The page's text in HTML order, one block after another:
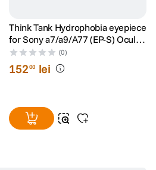
Think Tank Hydrophobia eyepiece
for Sony a7/a9/A77 (EP-S) Ocular
pentru Husa de Ploaie
(0)
15200 lei